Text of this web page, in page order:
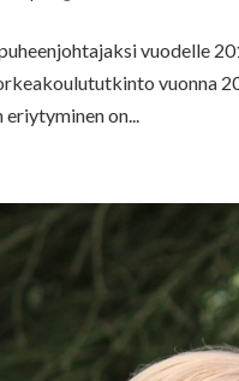
vuodelle
vuonna
on...